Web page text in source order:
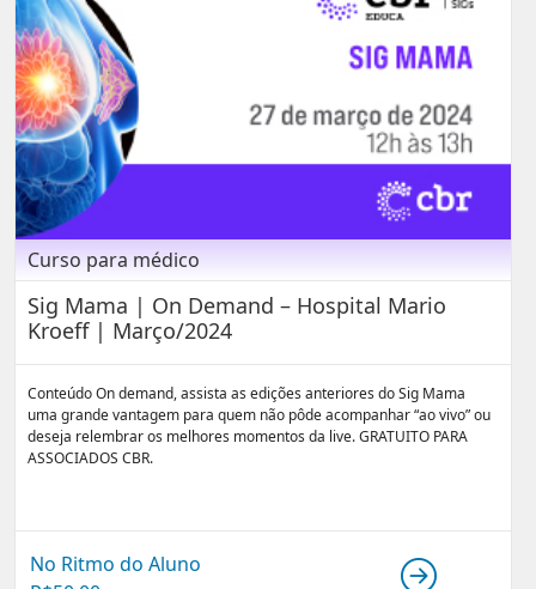
Curso para médico
Sig Mama | On Demand – Hospital Mario
Kroeff | Março/2024
Conteúdo On demand, assista as edições anteriores do Sig Mama
uma grande vantagem para quem não pôde acompanhar “ao vivo” ou
deseja relembrar os melhores momentos da live. GRATUITO PARA
ASSOCIADOS CBR.
No Ritmo do Aluno